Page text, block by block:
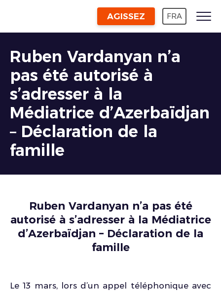
AGISSEZ FRA
Ruben Vardanyan n’a
pas été autorisé à
s’adresser à la
Médiatrice d’Azerbaïdjan
– Déclaration de la
famille
Ruben Vardanyan n’a pas été
autorisé à s’adresser à la Médiatrice
d’Azerbaïdjan – Déclaration de la
famille
Le 13 mars, lors d’un appel téléphonique avec